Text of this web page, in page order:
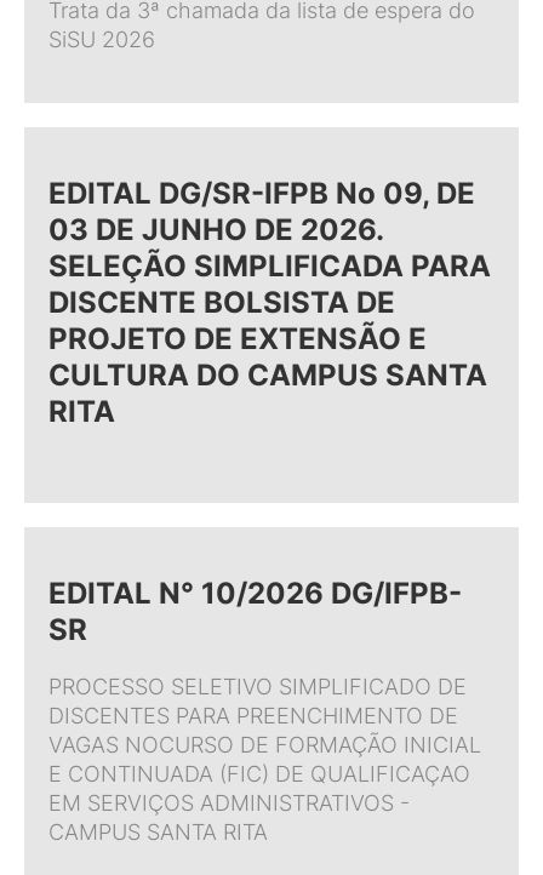
Trata da 3ª chamada da lista de espera do
SiSU 2026
EDITAL DG/SR-IFPB No 09, DE
03 DE JUNHO DE 2026.
SELEÇÃO SIMPLIFICADA PARA
DISCENTE BOLSISTA DE
PROJETO DE EXTENSÃO E
CULTURA DO CAMPUS SANTA
RITA
EDITAL N° 10/2026 DG/IFPB-
SR
PROCESSO SELETIVO SIMPLIFICADO DE
DISCENTES PARA PREENCHIMENTO DE
VAGAS NOCURSO DE FORMAÇÃO INICIAL
E CONTINUADA (FIC) DE QUALIFICAÇAO
EM SERVIÇOS ADMINISTRATIVOS -
CAMPUS SANTA RITA